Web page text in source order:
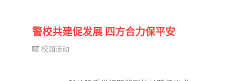
警校共建促发展 四方合力保平安
校园活动